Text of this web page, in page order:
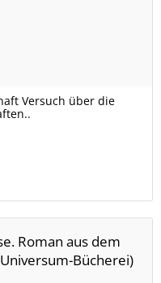
Versuch über die